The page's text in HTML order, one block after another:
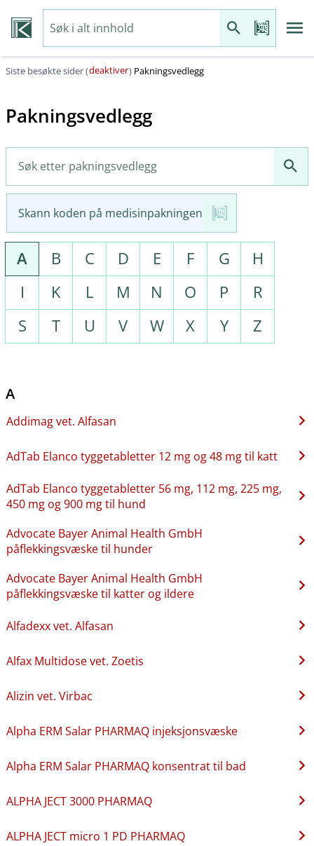
Siste besøkte sider (deaktiver) Pakningsvedlegg
Pakningsvedlegg
Skann koden på medisinpakningen
A B C D E F G
H
I
K L M N O P
R
S
T U V W X Y Z
A
Addimag vet. Alfasan
AdTab Elanco tyggetabletter 12 mg og 48 mg til katt
AdTab Elanco tyggetabletter 56 mg, 112 mg, 225 mg,
450 mg og 900 mg til hund
Advocate Bayer Animal Health GmbH
påflekkingsvæske til hunder
Advocate Bayer Animal Health GmbH
påflekkingsvæske til katter og ildere
Alfadexx vet. Alfasan
Alfax Multidose vet. Zoetis
Alizin vet. Virbac
Alpha ERM Salar PHARMAQ injeksjonsvæske
Alpha ERM Salar PHARMAQ konsentrat til bad
ALPHA JECT 3000 PHARMAQ
ALPHA JECT micro 1 PD PHARMAQ